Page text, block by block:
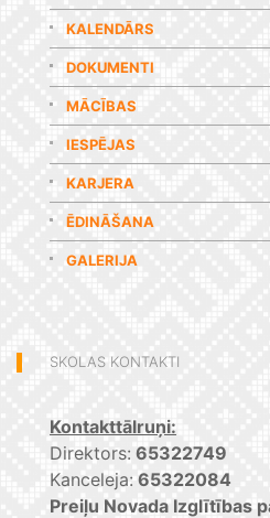
KALENDĀRS
DOKUMENTI
MĀCĪBAS
IESPĒJAS
KARJERA
ĒDINĀŠANA
GALERIJA
SKOLAS KONTAKTI
Kontakttālruņi:
Direktors: 65322749
Kanceleja: 65322084
Preiļu Novada Izglītības